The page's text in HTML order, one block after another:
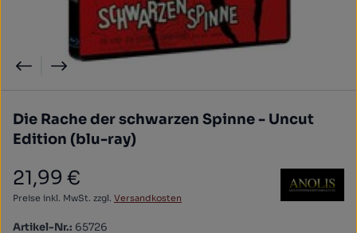
Die Rache der schwarzen Spinne - Uncut
Edition (blu-ray)
Regulärer Preis:
21,99 €
Preise inkl. MwSt. zzgl. Versandkosten
Artikel-Nr.: 65726